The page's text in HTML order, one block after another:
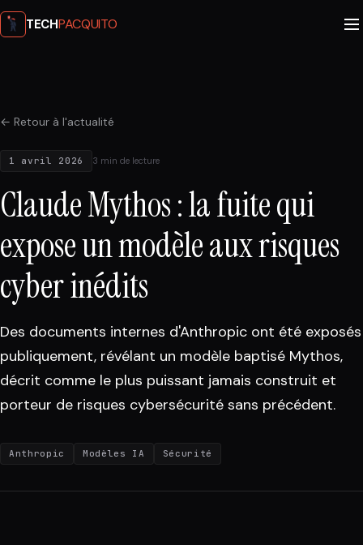
TECHPACQUITO
← Retour à l'actualité
1 avril 2026 3 min de lecture
Claude Mythos : la fuite qui
expose un modèle aux risques
cyber inédits
Des documents internes d'Anthropic ont été exposés
publiquement, révélant un modèle baptisé Mythos,
décrit comme le plus puissant jamais construit et
porteur de risques cybersécurité sans précédent.
Anthropic Modèles IA Sécurité